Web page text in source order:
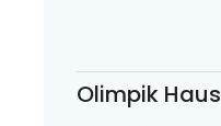
Olimpik Haus